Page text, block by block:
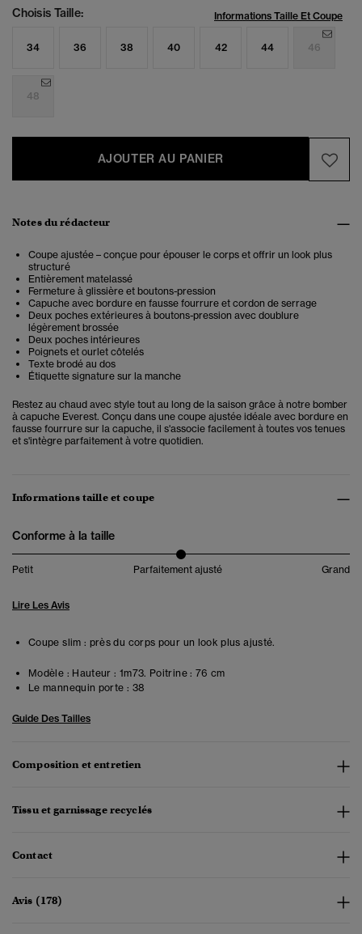
Choisis Taille: Informations Taille Et Coupe
34 36 38 40 42 44 46
48
AJOUTER AU PANIER
Notes du rédacteur
Coupe ajustée – conçue pour épouser le corps et offrir un look plus
structuré
Entièrement matelassé
Fermeture à glissière et boutons-pression
Capuche avec bordure en fausse fourrure et cordon de serrage
Deux poches extérieures à boutons-pression avec doublure
légèrement brossée
Deux poches intérieures
Poignets et ourlet côtelés
Texte brodé au dos
Étiquette signature sur la manche
Restez au chaud avec style tout au long de la saison grâce à notre bomber
à capuche Everest. Conçu dans une coupe ajustée idéale avec bordure en
fausse fourrure sur la capuche, il s'associe facilement à toutes vos tenues
et s'intègre parfaitement à votre quotidien.
Informations taille et coupe
Conforme à la taille
Petit Parfaitement ajusté Grand
Lire Les Avis
Coupe slim : près du corps pour un look plus ajusté.
Modèle : Hauteur : 1m73. Poitrine : 76 cm
Le mannequin porte : 38
Guide Des Tailles
Composition et entretien
Tissu et garnissage recyclés
Contact
Avis (178)